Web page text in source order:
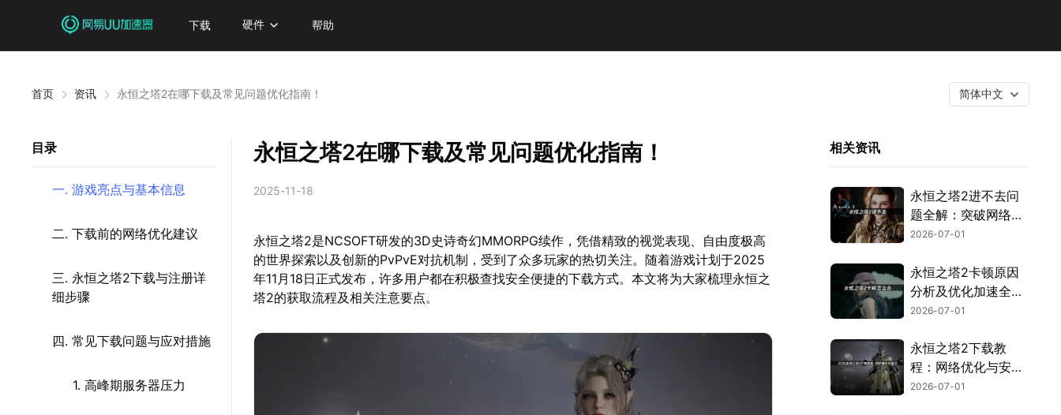
下载 硬件 帮助
首页 资讯 永恒之塔2在哪下载及常见问题优化指南！ 简体中文
目录
一. 游戏亮点与基本信息
二. 下载前的网络优化建议
三. 永恒之塔2下载与注册详
细步骤
四. 常见下载问题与应对措施
1. 高峰期服务器压力
永恒之塔2在哪下载及常见问题优化指南！
2025-11-18
永恒之塔2是NCSOFT研发的3D史诗奇幻MMORPG续作，凭借精致的视觉表现、自由度极高
的世界探索以及创新的PvPvE对抗机制，受到了众多玩家的热切关注。随着游戏计划于2025
年11月18日正式发布，许多用户都在积极查找安全便捷的下载方式。本文将为大家梳理永恒之
塔2的获取流程及相关注意要点。
相关资讯
永恒之塔2进不去问
题全解：突破网络与
验证封锁！
2026-07-01
永恒之塔2卡顿原因
分析及优化加速全攻
略！
2026-07-01
永恒之塔2下载教
程：网络优化与安装
全流程指南！
2026-07-01